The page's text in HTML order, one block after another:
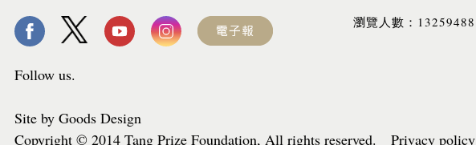
Follow us.
Site by Goods Design
Copyright © 2014 Tang Prize Foundation, All rights reserved. Privacy policy
瀏覽人數： 13259488